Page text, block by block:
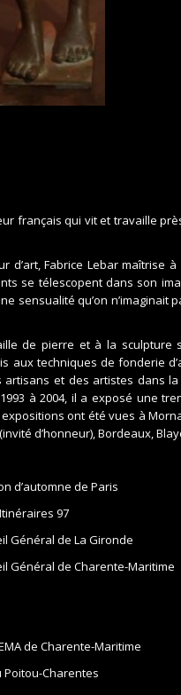
français qui vit et travaille
Fabrice Lebar maîtrise à
se télescopent dans son
sensualité qu’on n’imaginait
de pierre et à la
aux techniques de fonderie
et des artistes dans
à 2004, il a exposé une
ont été vues à
d’honneur), Bordeaux,
d’automne de Paris
97
Général de La Gironde
Général de Charente-Maritime
de Charente-Maritime
Poitou-Charentes